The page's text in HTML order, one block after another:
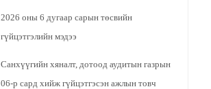
2026 оны 6 дугаар сарын төсвийн
гүйцэтгэлийн мэдээ
Санхүүгийн хяналт, дотоод аудитын газрын
06-р сард хийж гүйцэтгэсэн ажлын товч